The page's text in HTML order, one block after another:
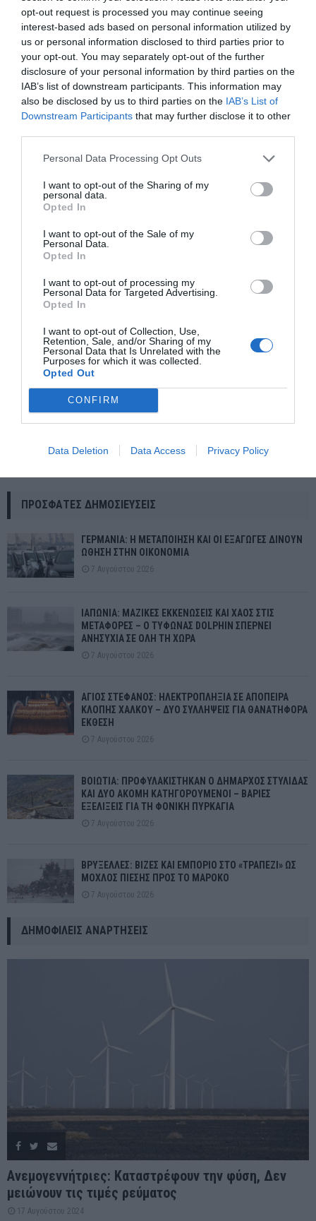
opt-out request is processed you may continue seeing
interest-based ads based on personal information utilized by
us or personal information disclosed to third parties prior to
your opt-out. You may separately opt-out of the further
disclosure of your personal information by third parties on the
IAB’s list of downstream participants. This information may
also be disclosed by us to third parties on the IAB’s List of
Downstream Participants that may further disclose it to other
Personal Data Processing Opt Outs
I want to opt-out of the Sharing of my
personal data.
Opted In
I want to opt-out of the Sale of my
Personal Data.
Opted In
I want to opt-out of processing my
Personal Data for Targeted Advertising.
Opted In
I want to opt-out of Collection, Use,
Retention, Sale, and/or Sharing of my
Personal Data that Is Unrelated with the
Purposes for which it was collected.
Opted Out
CONFIRM
Data Deletion Data Access Privacy Policy
Χαμηλοί μισθοί, υψηλές τιμές – Η τέλεια καταιγίδα της ακρίβειας
δικτύου ύδρευσης της πρωτεύουσας
ΠΡΌΣΦΑΤΕΣ ΔΗΜΟΣΙΕΎΣΕΙΣ
ΓΕΡΜΑΝΙΑ: Η ΜΕΤΑΠΟΙΗΣΗ ΚΑΙ ΟΙ ΕΞΑΓΩΓΕΣ ΔΙΝΟΥΝ
ΩΘΗΣΗ ΣΤΗΝ ΟΙΚΟΝΟΜΙΑ
7 Αυγούστου 2026
ΙΑΠΩΝΙΑ: ΜΑΖΙΚΕΣ ΕΚΚΕΝΩΣΕΙΣ ΚΑΙ ΧΑΟΣ ΣΤΙΣ
ΜΕΤΑΦΟΡΕΣ – Ο ΤΥΦΩΝΑΣ DOLPHIN ΣΠΕΡΝΕΙ
ΑΝΗΣΥΧΙΑ ΣΕ ΟΛΗ ΤΗ ΧΩΡΑ
7 Αυγούστου 2026
ΑΓΙΟΣ ΣΤΕΦΑΝΟΣ: ΗΛΕΚΤΡΟΠΛΗΞΙΑ ΣΕ ΑΠΟΠΕΙΡΑ
ΚΛΟΠΗΣ ΧΑΛΚΟΥ – ΔΥΟ ΣΥΛΛΗΨΕΙΣ ΓΙΑ ΘΑΝΑΤΗΦΟΡΑ
ΕΚΘΕΣΗ
7 Αυγούστου 2026
ΒΟΙΩΤΙΑ: ΠΡΟΦΥΛΑΚΙΣΤΗΚΑΝ Ο ΔΗΜΑΡΧΟΣ ΣΤΥΛΙΔΑΣ
ΚΑΙ ΔΥΟ ΑΚΟΜΗ ΚΑΤΗΓΟΡΟΥΜΕΝΟΙ – ΒΑΡΙΕΣ
ΕΞΕΛΙΞΕΙΣ ΓΙΑ ΤΗ ΦΟΝΙΚΗ ΠΥΡΚΑΓΙΑ
7 Αυγούστου 2026
ΒΡΥΞΕΛΛΕΣ: ΒΙΖΕΣ ΚΑΙ ΕΜΠΟΡΙΟ ΣΤΟ «ΤΡΑΠΕΖΙ» ΩΣ
ΜΟΧΛΟΣ ΠΙΕΣΗΣ ΠΡΟΣ ΤΟ ΜΑΡΟΚΟ
7 Αυγούστου 2026
ΔΗΜΟΦΙΛΕΊΣ ΑΝΑΡΤΉΣΕΙΣ
Ανεμογεννήτριες: Καταστρέφουν την φύση, Δεν
μειώνουν τις τιμές ρεύματος
17 Αυγούστου 2024